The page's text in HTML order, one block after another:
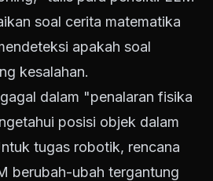
soal cerita matematika
apakah soal
kesalahan.
dalam "penalaran fisika
posisi objek dalam
tugas robotik, rencana
berubah-ubah tergantung